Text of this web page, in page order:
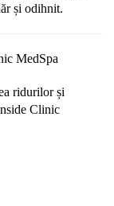
și odihnit.
MedSpa
ridurilorși
Clinic